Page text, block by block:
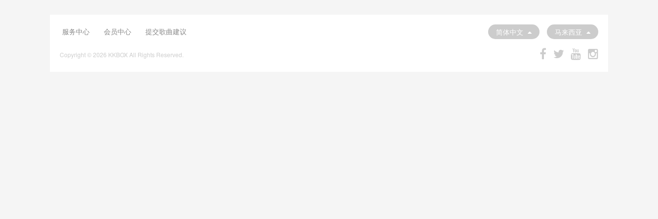
服务中心 会员中心 提交歌曲建议 马来西亚
简体中文
Copyright © 2026 KKBOX All Rights Reserved.